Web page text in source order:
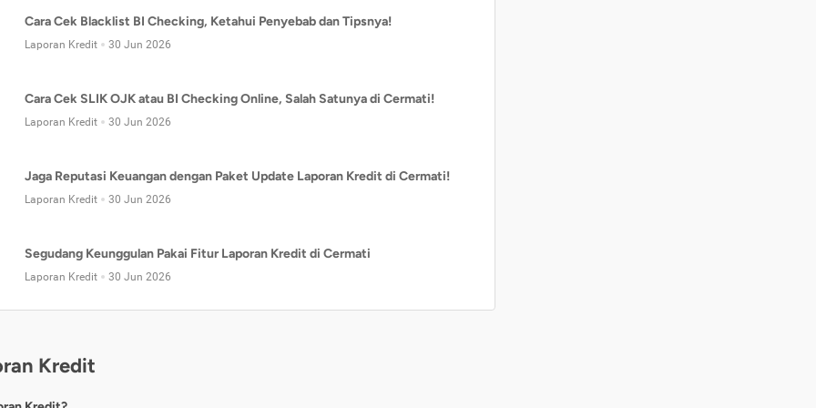
Cara Cek Blacklist BI Checking, Ketahui Penyebab dan Tipsnya!
Laporan Kredit 30 Jun 2026
Cara Cek SLIK OJK atau BI Checking Online, Salah Satunya di Cermati!
Laporan Kredit 30 Jun 2026
Jaga Reputasi Keuangan dengan Paket Update Laporan Kredit di Cermati!
Laporan Kredit 30 Jun 2026
Segudang Keunggulan Pakai Fitur Laporan Kredit di Cermati
Laporan Kredit 30 Jun 2026
Kredit